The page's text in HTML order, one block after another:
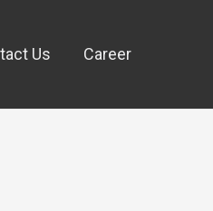
Us Career